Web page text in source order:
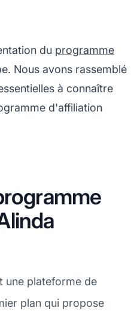
du programme
Nous avons rassemblé
à connaître
d'affiliation
une plateforme de
plan qui propose